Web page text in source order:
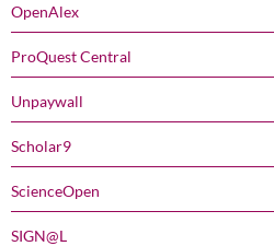
OpenAlex
ProQuest Central
Unpaywall
Scholar9
ScienceOpen
SIGN@L